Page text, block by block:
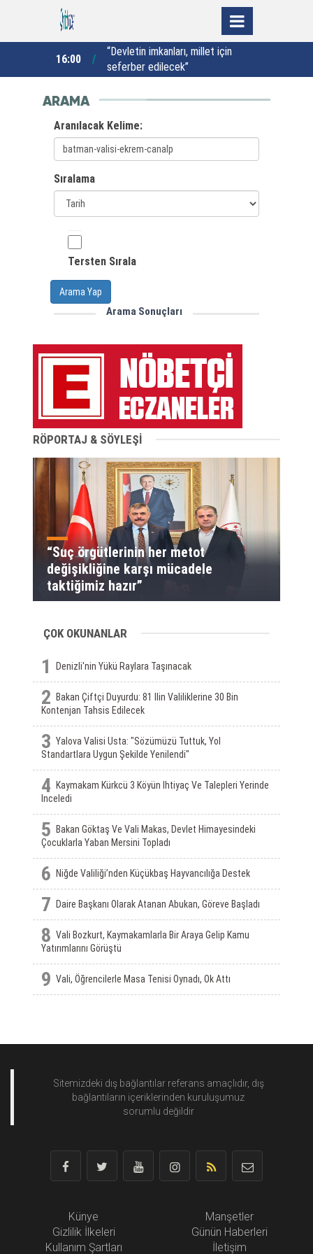
16:00
“Devletin imkanları, millet için
seferber edilecek”
ARAMA
Aranılacak Kelime:
Sıralama
Tersten Sırala
Arama Yap
Arama Sonuçları
RÖPORTAJ & SÖYLEŞİ
“Suç örgütlerinin her metot
değişikliğine karşı mücadele
taktiğimiz hazır”
ÇOK OKUNANLAR
1 Denizli'nin Yükü Raylara Taşınacak
2
Bakan Çiftçi Duyurdu: 81 Ilin Valiliklerine 30 Bin
Kontenjan Tahsis Edilecek
3 Yalova Valisi Usta: "Sözümüzü Tuttuk, Yol
Standartlara Uygun Şekilde Yenilendi"
4
Kaymakam Kürkcü 3 Köyün Ihtiyaç Ve Talepleri Yerinde
Inceledi
5
Bakan Göktaş Ve Vali Makas, Devlet Himayesindeki
Çocuklarla Yaban Mersini Topladı
6 Niğde Valiliği’nden Küçükbaş Hayvancılığa Destek
7 Daire Başkanı Olarak Atanan Abukan, Göreve Başladı
8 Vali Bozkurt, Kaymakamlarla Bir Araya Gelip Kamu
Yatırımlarını Görüştü
9 Vali, Öğrencilerle Masa Tenisi Oynadı, Ok Attı
Sitemizdeki dış bağlantılar referans amaçlıdır, dış
bağlantıların içeriklerinden kuruluşumuz
sorumlu değildir
Künye
Gizlilik İlkeleri
Kullanım Şartları
Manşetler
Günün Haberleri
İletişim